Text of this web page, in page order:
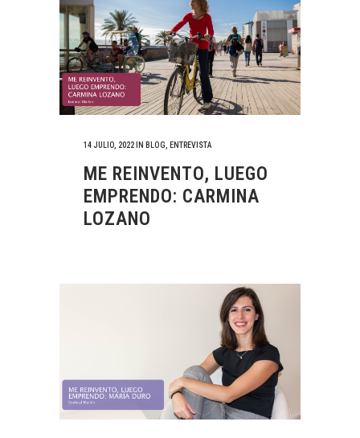
14 JULIO, 2022 IN BLOG ENTREVISTA
ME REINVENTO, LUEGO
EMPRENDO: CARMINA
LOZANO